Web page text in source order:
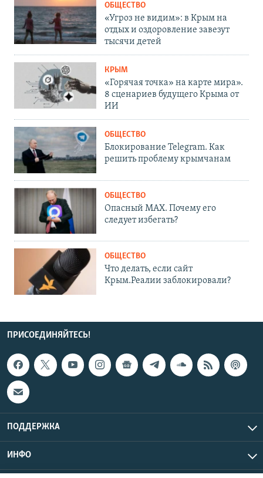
ОБЩЕСТВО
«Угроз не видим»: в Крым на
отдых и оздоровление завезут
тысячи детей
КРЫМ
«Горячая точка» на карте мира».
8 сценариев будущего Крыма от
ИИ
ОБЩЕСТВО
Блокирование Telegram. Как
решить проблему крымчанам
ОБЩЕСТВО
Опасный MAX. Почему его
следует избегать?
ОБЩЕСТВО
Что делать, если сайт
Крым.Реалии заблокировали?
ПРИСОЕДИНЯЙТЕСЬ!
ПОДДЕРЖКА
ИНФО